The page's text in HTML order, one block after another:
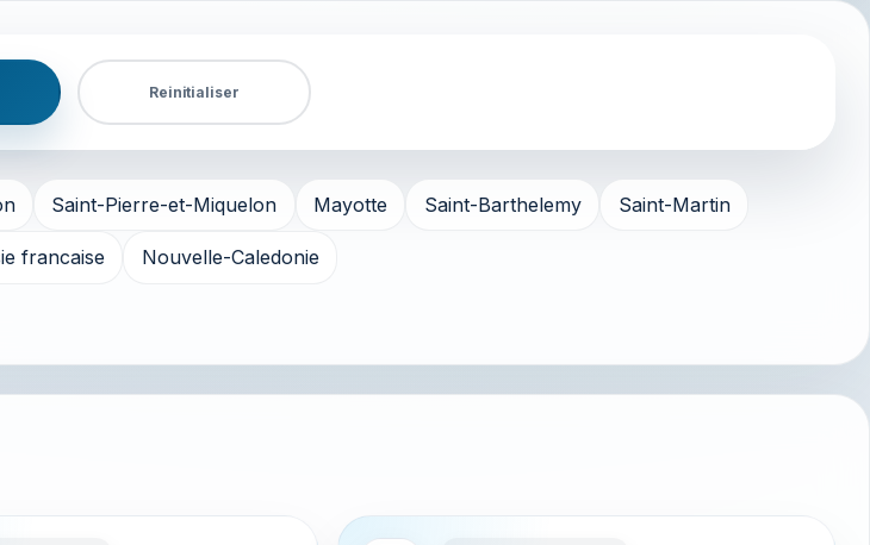
Reinitialiser
Saint-Pierre-et-Miquelon Mayotte Saint-Barthelemy Saint-Martin
francaise Nouvelle-Caledonie
Entreprises en Wallis-et-Futuna